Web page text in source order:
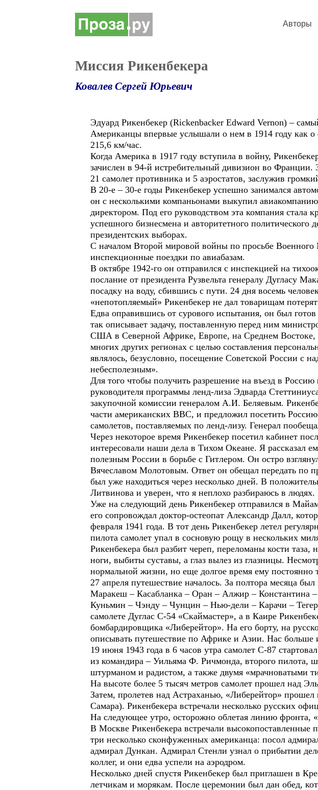
Авторы
Миссия Рикенбекера
Ковалев Сергей Юрьевич
Эдуард Рикенбекер (Rickenbacker Edward Vernon) –
Американцы впервые услышали о нем в 1914 году как о
215,6 км/час.
Когда Америка в 1917 году вступила в войну,
зачислен в 94-й истребительный дивизион во
21 самолет противника и 5 аэростатов, заслужив
В 20-е – 30-е годы Рикенбекер успешно занимался
он с несколькими компаньонами выкупил
директором. Под его руководством эта компания
успешного бизнесмена и авторитетного политического
президентских выборах.
С началом Второй мировой войны по просьбе
инспекционные поездки по авиабазам.
В октябре 1942-го он отправился с инспекцией на
послание от президента Рузвельта генералу Дугласу
посадку на воду, сбившись с пути. 24 дня восемь
«непотопляемый» Рикенбекер не дал товарищам
Едва оправившись от сурового испытания, он был
так описывает задачу, поставленную перед ним
США в Северной Африке, Европе, на Среднем Востоке,
многих других регионах с целью составления
являлось, безусловно, посещение Советской России с
небесполезным».
Для того чтобы получить разрешение на въезд в
руководителя программы ленд-лиза Эдварда
закупочной комиссии генералом А.И. Беляевым.
части американских ВВС, и предложил посетить
самолетов, поставляемых по ленд-лизу. Генерал
Через некоторое время Рикенбекер посетил кабинет
интересовали наши дела в Тихом Океане. Я рассказал
полезным России в борьбе с Гитлером. Он остро
Вячеславом Молотовым. Ответ он обещал передать по
был уже находиться через несколько дней. В
Литвинова и уверен, что я неплохо разбираюсь в
Уже на следующий день Рикенбекер отправился в
его сопровождал доктор-остеопат Александр Далл,
февраля 1941 года. В тот день Рикенбекер летел
пилота самолет упал в сосновую рощу в нескольких
Рикенбекера был разбит череп, переломаны кости
ноги, выбиты суставы, а глаз вылез из глазницы.
нормальной жизни, но еще долгое время ему постоянно
27 апреля путешествие началось. За полтора месяца
Маракеш – Касабланка – Оран – Алжир – Константина
Куньмин – Чэнду – Чунцин – Нью-дели – Карачи –
самолете Дуглас С-54 «Скаймастер», а в Каире
бомбардировщика «Либерейтор». На его борту, на
описывать путешествие по Африке и Азии. Нас больше
19 июня 1943 года в 6 часов утра самолет С-87
из командира – Уильяма Ф. Ричмонда, второго пилота,
штурманом и радистом, а также двумя «мрачноватыми
На высоте более 5 тысяч метров самолет прошел над
Затем, пролетев над Астраханью, «Либерейтор»
Самара). Рикенбекера встречали несколько русских
На следующее утро, осторожно облетая линию фронта,
В Москве Рикенбекера встречали высокопоставленные
три несколько сконфуженных американца: посол
адмирал Дункан. Адмирал Стенли узнал о прибытии
коллег, и они едва успели на аэродром.
Несколько дней спустя Рикенбекер был приглашен в
летчикам и морякам. После церемонии был дан обед,